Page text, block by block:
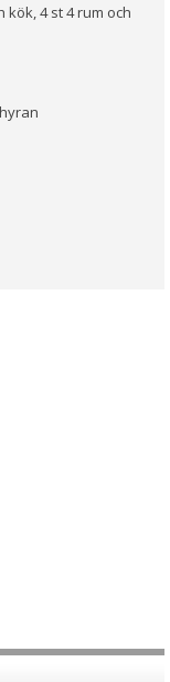
kök, 4 st 4 rum och